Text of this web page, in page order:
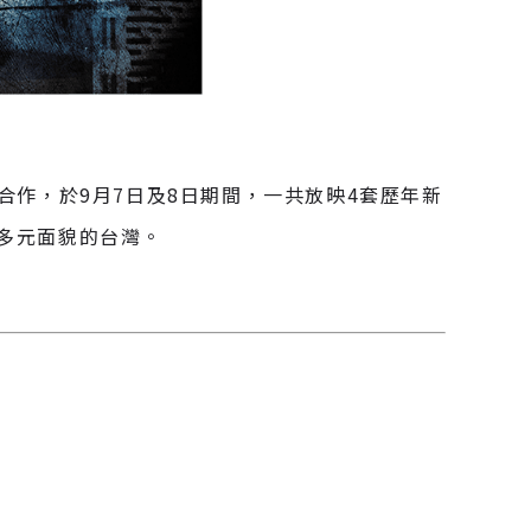
作，於9月7日及8日期間，一共放映4套歷年新
元面貌的台灣。